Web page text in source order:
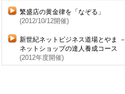
繁盛店の黄金律を「なぞる」
(2012/10/12開催)
新世紀ネットビジネス道場とやま －
ネットショップの達人養成コース
(2012年度開催)